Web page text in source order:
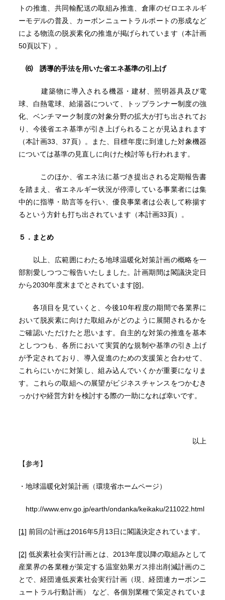
トの推進、共同輸配送の取組み推進、倉庫のゼロエネルギ
ーモデルの普及、カーボンニュートラルポートの形成など
による物流の脱炭素化の推進が掲げられています（本計画
50頁以下）。
⑹ 誘導的手法を用いた省エネ基準の引上げ
建築物に導入される機器・建材、照明器具及び電
球、白熱電球、給湯器について、トップランナー制度の強
化、ベンチマーク制度の対象分野の拡大が打ち出されてお
り、今後省エネ基準が引き上げられることが見込まれます
（本計画33、37頁）。また、目標年度に到達した対象機器
については基準の見直しに向けた検討等も行われます。
このほか、省エネ法に基づき提出される定期報告書
を踏まえ、省エネルギー状況が停滞している事業者には集
中的に指導・助言等を行い、優良事業者は公表して称揚す
るという方針も打ち出されています（本計画33頁）。
５．まとめ
以上、広範囲にわたる地球温暖化対策計画の概略を一
部割愛しつつご報告いたしました。計画期間は閣議決定日
から2030年度末までとされています[8]。
各項目を見ていくと、今後10年程度の期間で各業界に
おいて脱炭素に向けた取組みがどのように展開されるかを
ご確認いただけたと思います。自主的な対策の推進を基本
としつつも、各所において実質的な規制や基準の引き上げ
が予定されており、導入促進のための支援策と合わせて、
これらにいかに対策し、組み込んでいくかが重要になりま
す。これらの取組への展望がビジネスチャンスをつかむき
っかけや経営方針を検討する際の一助になれば幸いです。
以上
【参考】
・地球温暖化対策計画（環境省ホームページ）
http://www.env.go.jp/earth/ondanka/keikaku/211022.html
[1] 前回の計画は2016年5月13日に閣議決定されています。
[2] 低炭素社会実行計画とは、2013年度以降の取組みとして
産業界の各業種が策定する温室効果ガス排出削減計画のこ
とで、経団連低炭素社会実行計画（現、経団連カーボンニ
ュートラル行動計画） など、各個別業種で策定されていま